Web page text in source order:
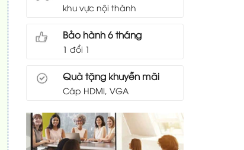
khu vực nội thành
Bảo hành 6 tháng
1 đổi 1
Quà tặng khuyễn mãi
Cáp HDMI, VGA